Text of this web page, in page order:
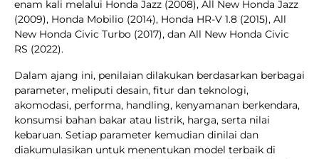
enam kali melalui Honda Jazz (2008), All New Honda Jazz
(2009), Honda Mobilio (2014), Honda HR-V 1.8 (2015), All
New Honda Civic Turbo (2017), dan All New Honda Civic
RS (2022).
Dalam ajang ini, penilaian dilakukan berdasarkan berbagai
parameter, meliputi desain, fitur dan teknologi,
akomodasi, performa, handling, kenyamanan berkendara,
konsumsi bahan bakar atau listrik, harga, serta nilai
kebaruan. Setiap parameter kemudian dinilai dan
diakumulasikan untuk menentukan model terbaik di